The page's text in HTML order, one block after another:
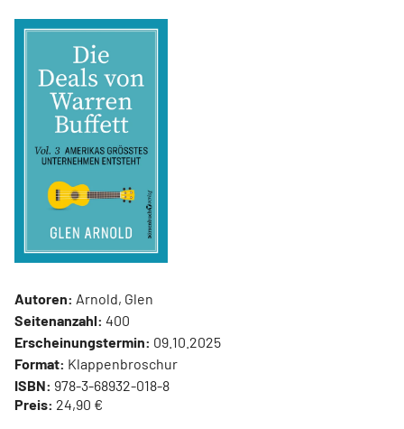
Autoren: Arnold, Glen
Seitenanzahl: 400
Erscheinungstermin: 09.10.2025
Format: Klappenbroschur
ISBN: 978-3-68932-018-8
Preis: 24,90 €